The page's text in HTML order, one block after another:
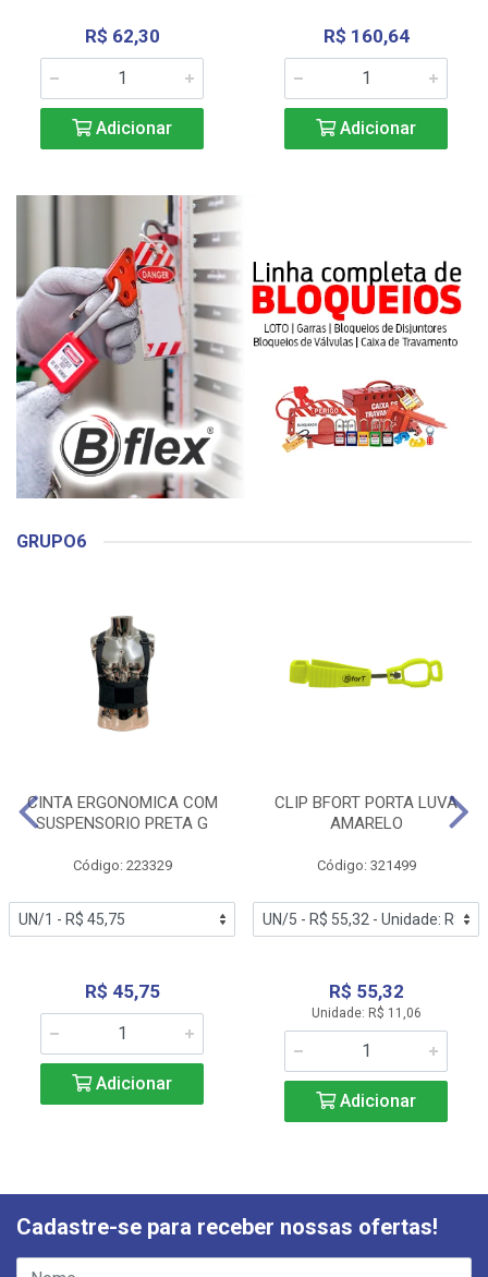
R$ 62,30
Adicionar
R$ 160,64
Adicionar
GRUPO6
CINTA ERGONOMICA COM
SUSPENSORIO PRETA G
Código: 223329
R$ 45,75
Adicionar
CLIP BFORT PORTA LUVA
AMARELO
Código: 321499
R$ 55,32
Unidade: R$ 11,06
Adicionar
Cadastre-se para receber nossas ofertas!